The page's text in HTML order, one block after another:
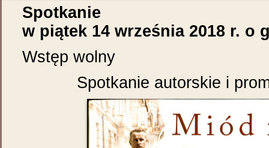
Spotkanie
w piątek 14 września 2018 r. o
Wstęp wolny
Spotkanie autorskie i